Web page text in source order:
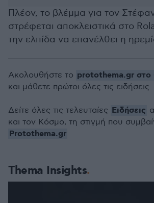
Πλέον, το βλέμμα για τον
στρέφεται αποκλειστικά στο
την ελπίδα να επανέλθει η
Thema Insights
Ακολουθήστε το protothema.gr στο
και μάθετε πρώτοι όλες τις ειδήσεις
Δείτε όλες τις τελευταίες Ειδήσεις
και τον Κόσμο, τη στιγμή που
Protothema.gr